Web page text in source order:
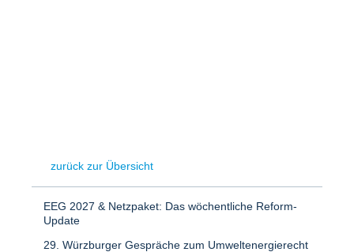
zurück zur Übersicht
EEG 2027 & Netzpaket: Das wöchentliche Reform-
Update
29. Würzburger Gespräche zum Umweltenergierecht